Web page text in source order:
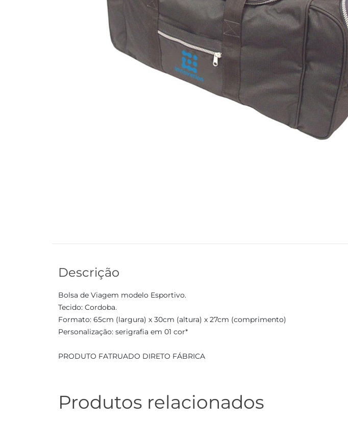
Descrição
Bolsa de Viagem modelo Esportivo.
Tecido: Cordoba.
Formato: 65cm (largura) x 30cm (altura) x 27cm (comprimento)
Personalização: serigrafia em 01 cor*
PRODUTO FATRUADO DIRETO FÁBRICA
Produtos relacionados